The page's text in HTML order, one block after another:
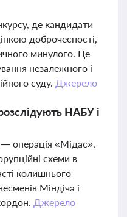
де кандидати
доброчесності,
минулого. Це
незалежного і
суду. Джерело
НАБУ і
операція «Мідас»,
схеми в
колишнього
Міндіча і
Джерело